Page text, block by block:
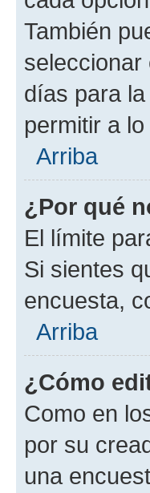
También
seleccionar
días para
permitir a
Arriba
¿Por qué
El límite
Si sientes
encuesta,
Arriba
¿Cómo
Como en
por su
una